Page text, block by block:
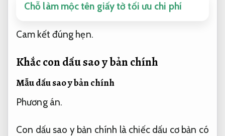
Chỗ làm mộc tên giấy tờ tối ưu chi phí
Cam kết đúng hẹn.
Khắc con dấu sao y bản chính
Mẫu dấu sao y bản chính
Phương án.
Con dấu sao y bản chính là chiếc dấu cơ bản có